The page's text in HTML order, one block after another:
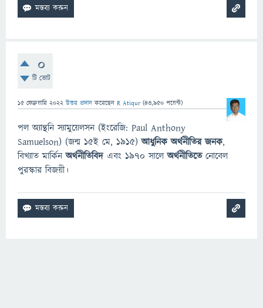
0
টি ভোট
15 ফেব্রুয়ারি 2022 উত্তর প্রদান করেছেন R Atiqur (43,950 পয়েন্ট)
পল অ্যান্থনি স্যামুয়েলসন (ইংরেজি: Paul Anthony
Samuelson) (জন্ম ১৫ই মে, ১৯১৫)আধুনিক অর্থনীতির জনক,
বিখ্যাত মার্কিনঅর্থনীতিবিদএবং ১৯৭০ সালেঅর্থনীতিতেনোবেল
পুরস্কার বিজয়ী।